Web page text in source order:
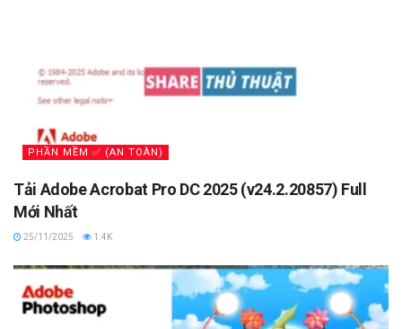
PHẦN MỀM ✅ (AN TOÀN)
Tải Adobe Acrobat Pro DC 2025 (v24.2.20857) Full
Mới Nhất
25/11/2025 1.4K